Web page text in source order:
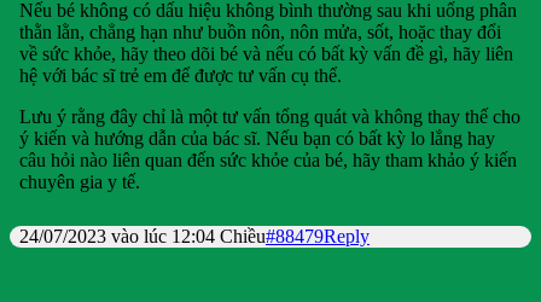
Nếu bé không có dấu hiệu không bình thường sau khi uống phân
thằn lằn, chẳng hạn như buồn nôn, nôn mửa, sốt, hoặc thay đổi
về sức khỏe, hãy theo dõi bé và nếu có bất kỳ vấn đề gì, hãy liên
hệ với bác sĩ trẻ em để được tư vấn cụ thể.
Lưu ý rằng đây chỉ là một tư vấn tổng quát và không thay thế cho
ý kiến và hướng dẫn của bác sĩ. Nếu bạn có bất kỳ lo lắng hay
câu hỏi nào liên quan đến sức khỏe của bé, hãy tham khảo ý kiến
chuyên gia y tế.
24/07/2023 vào lúc 12:04 Chiều#88479Reply